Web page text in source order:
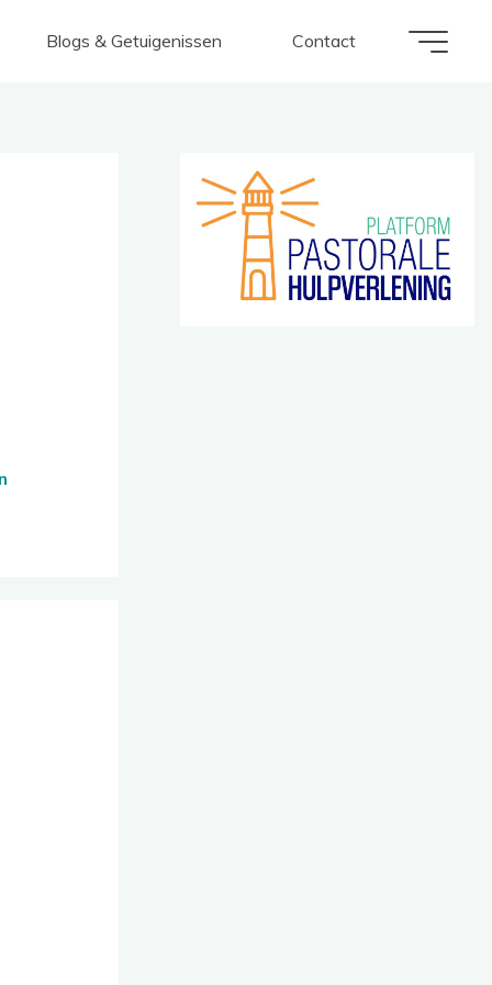
Blogs & Getuigenissen Contact